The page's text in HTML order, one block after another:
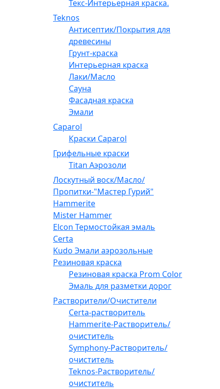
Текс-Интерьерная краска.
Teknos
Антисептик/Покрытия для
древесины
Грунт-краска
Интерьерная краска
Лаки/Масло
Сауна
Фасадная краска
Эмали
Caparol
Краски Caparol
Грифельные краски
Titan Аэрозоли
Лоскутный воск/Масло/
Пропитки-"Мастер Гурий"
Hammerite
Mister Hammer
Elcon Термостойкая эмаль
Certa
Kudo Эмали аэрозольные
Резиновая краска
Резиновая краска Prom Color
Эмаль для разметки дорог
Растворители/Очистители
Certa-растворитель
Hammerite-Растворитель/
очиститель
Symphony-Растворитель/
очиститель
Teknos-Растворитель/
очиститель